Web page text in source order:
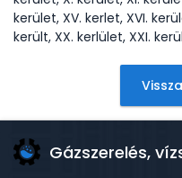
kerület, XV. kerlet, XVI.
került, XX. kerlület, XXI.
Gázszerelés,